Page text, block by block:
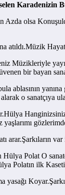
Karadenizin
Azda olsa
atıldı.Müzik
Müzikleriyle
bir bayan
ablasının
o sanatçıya
yaşlarımı
arar.Şarkıların
Polat O
Polatın ilk
yasağı